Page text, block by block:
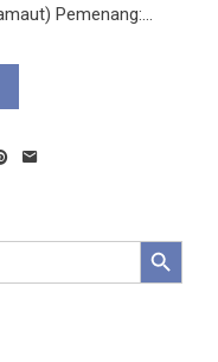
Pemenang:...
Search Button